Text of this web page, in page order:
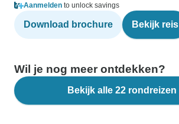
Aanmelden to unlock savings
Download brochure Bekijk reis
Wil je nog meer ontdekken?
Bekijk alle 22 rondreizen